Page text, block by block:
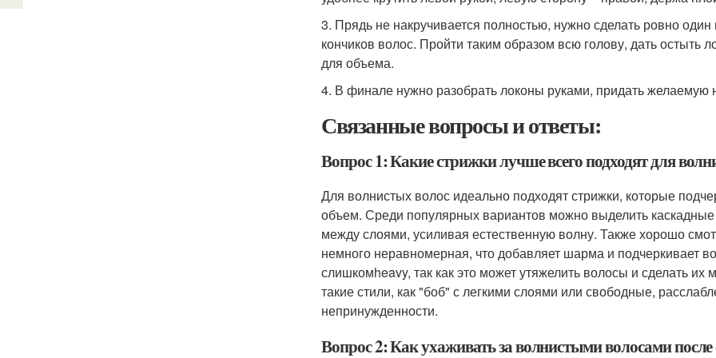
3. Прядь не накручивается полностью, нужно сделать ровно
кончиков волос. Пройти таким образом всю голову, дать остыть
для объема.
4. В финале нужно разобрать локоны руками, придать желаемую
Связанные вопросы и ответы:
Вопрос 1: Какие стрижки лучше всего подходят для
Для волнистых волос идеально подходят стрижки, которые
объем. Среди популярных вариантов можно выделить
между слоями, усиливая естественную волну. Также хорошо
немного неравномерная, что добавляет шарма и подчеркивает
слишкомheavy, так как это может утяжелить волосы и сделать
такие стили, как "боб" с легкими слоями или свободные,
непринужденности.
Вопрос 2: Как ухаживать за волнистыми волосами